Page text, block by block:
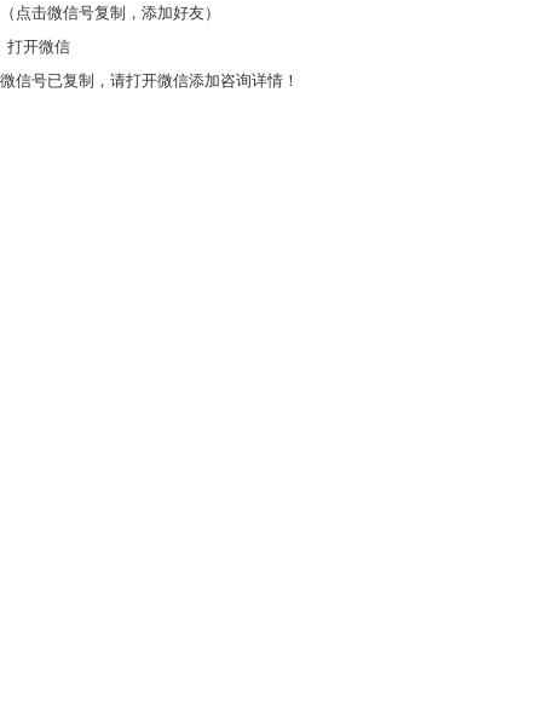
（点击微信号复制，添加好友）
打开微信
微信号已复制，请打开微信添加咨询详情！